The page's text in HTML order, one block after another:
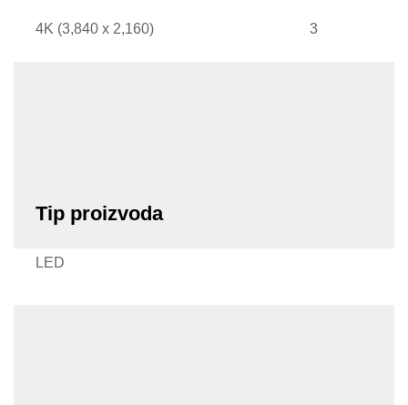
4K (3,840 x 2,160) 3
Tip proizvoda
LED